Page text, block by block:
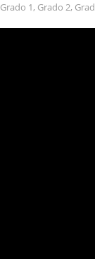
Grado 1, Grado 2,